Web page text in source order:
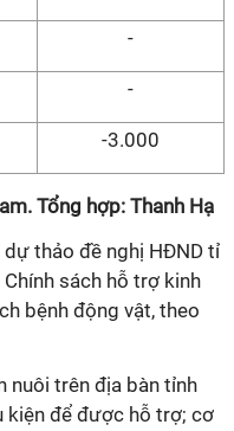
-
-
-3.000
Tổng hợp: Thanh Hạ
thảo đề nghị HĐND tỉ​
sách hỗ trợ kinh
bệnh động vật, theo
nuôi trên địa bàn tỉnh
kiện để được hỗ trợ; cơ